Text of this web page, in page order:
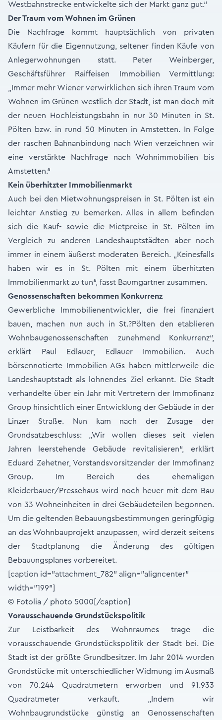
Westbahnstrecke entwickelte sich der Markt ganz gut.“
Der Traum vom Wohnen im Grünen
Die Nachfrage kommt hauptsächlich von privaten
Käufern für die Eigennutzung, seltener finden Käufe von
Anlegerwohnungen statt. Peter Weinberger,
Geschäftsführer Raiffeisen Immobilien Vermittlung:
„Immer mehr Wiener verwirklichen sich ihren Traum vom
Wohnen im Grünen westlich der Stadt, ist man doch mit
der neuen Hochleistungsbahn in nur 30 Minuten in St.
Pölten bzw. in rund 50 Minuten in Amstetten. In Folge
der raschen Bahnanbindung nach Wien verzeichnen wir
eine verstärkte Nachfrage nach Wohnimmobilien bis
Amstetten.“
Kein überhitzter Immobilienmarkt
Auch bei den Mietwohnungspreisen in St. Pölten ist ein
leichter Anstieg zu bemerken. Alles in allem befinden
sich die Kauf- sowie die Mietpreise in St. Pölten im
Vergleich zu anderen Landeshauptstädten aber noch
immer in einem äußerst moderaten Bereich. „Keinesfalls
haben wir es in St. Pölten mit einem überhitzten
Immobilienmarkt zu tun“, fasst Baumgartner zusammen.
Genossenschaften bekommen Konkurrenz
Gewerbliche Immobilienentwickler, die frei finanziert
bauen, machen nun auch in St.?Pölten den etablieren
Wohnbaugenossenschaften zunehmend Konkurrenz“,
erklärt Paul Edlauer, Edlauer Immobilien. Auch
börsennotierte Immobilien AGs haben mittlerweile die
Landeshauptstadt als lohnendes Ziel erkannt. Die Stadt
verhandelte über ein Jahr mit Vertretern der Immofinanz
Group hinsichtlich einer Entwicklung der Gebäude in der
Linzer Straße. Nun kam nach der Zusage der
Grundsatzbeschluss: „Wir wollen dieses seit vielen
Jahren leerstehende Gebäude revitalisieren“, erklärt
Eduard Zehetner, Vorstandsvorsitzender der Immofinanz
Group. Im Bereich des ehemaligen
Kleiderbauer/Pressehaus wird noch heuer mit dem Bau
von 33 Wohneinheiten in drei Gebäudeteilen begonnen.
Um die geltenden Bebauungsbestimmungen geringfügig
an das Wohnbauprojekt anzupassen, wird derzeit seitens
der Stadtplanung die Änderung des gültigen
Bebauungsplanes vorbereitet.
[caption id="attachment_782" align="aligncenter"
width="199"]
© Fotolia / photo 5000[/caption]
Vorausschauende Grundstückspolitik
Zur Leistbarkeit des Wohnraumes trage die
vorausschauende Grundstückspolitik der Stadt bei. Die
Stadt ist der größte Grundbesitzer. Im Jahr 2014 wurden
Grundstücke mit unterschiedlicher Widmung im Ausmaß
von 70.244 Quadratmetern erworben und 91.933
Quadratmeter verkauft. „Indem wir
Wohnbaugrundstücke günstig an Genossenschaften